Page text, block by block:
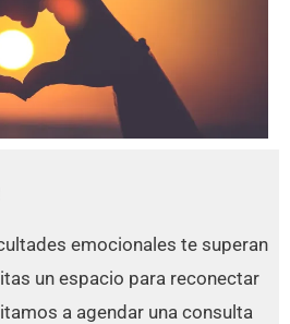
emocionales te superan
un espacio para reconectar
a agendar una consulta